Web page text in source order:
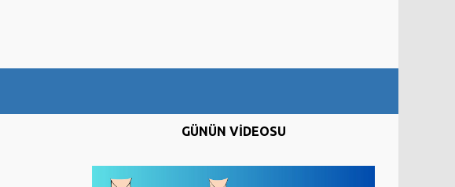
GÜNÜN VİDEOSU